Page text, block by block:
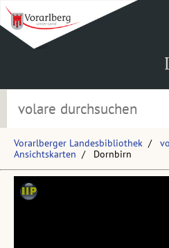
Vorarlberger Landesbibliothek
Ansichtskarten
Dornbirn